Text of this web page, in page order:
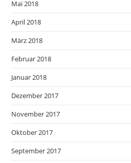
Mai 2018
April 2018
März 2018
Februar 2018
Januar 2018
Dezember 2017
November 2017
Oktober 2017
September 2017